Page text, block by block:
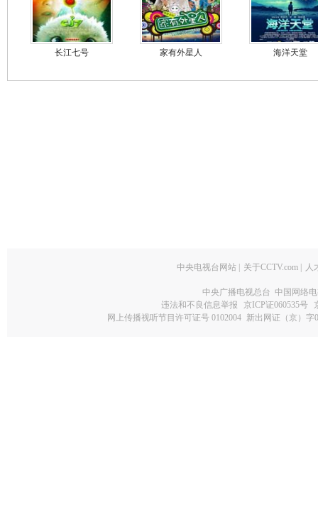
长江七号 家有外星人 海洋天堂
中央电视台网站 关于CCTV.com 人
中央广播电视总台 中国网络
违法和不良信息举报
京ICP证060535号
网上传播视听节目许可证号 0102004 新出网证（京）